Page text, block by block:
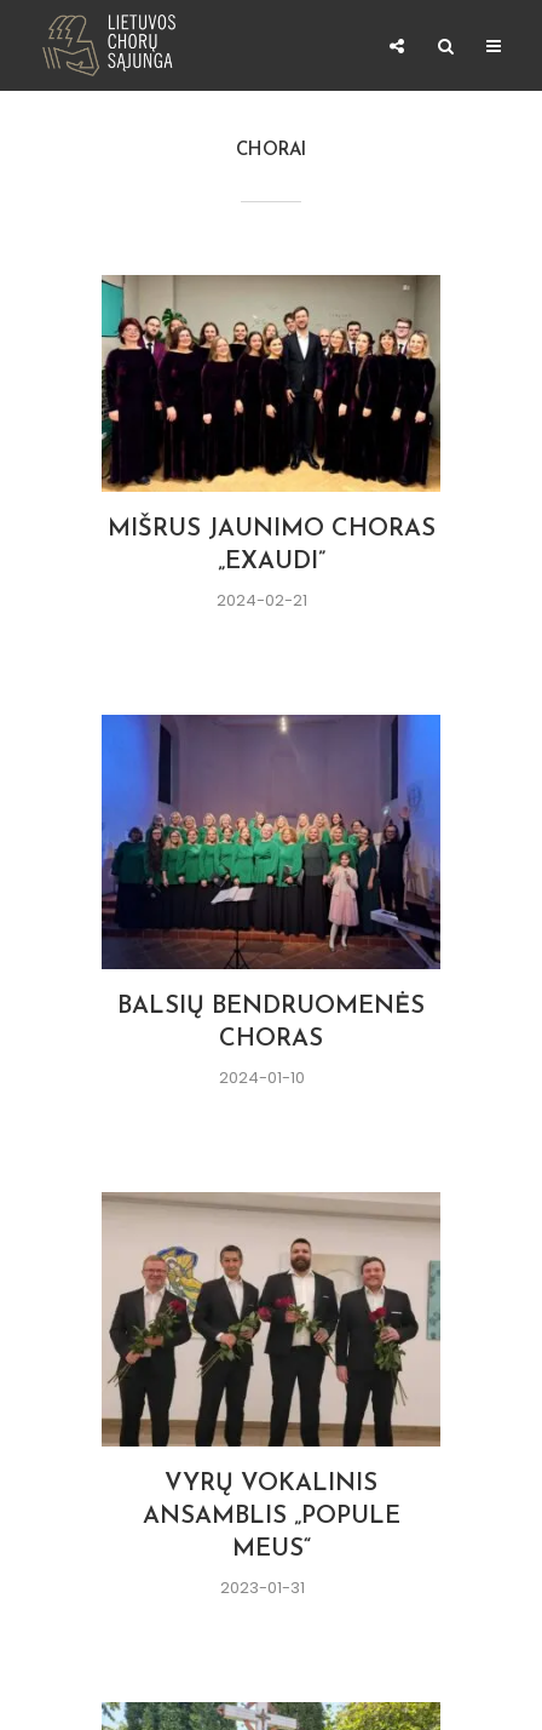
CHORAI
MIŠRUS JAUNIMO CHORAS
„EXAUDI”
2024-02-21
BALSIŲ BENDRUOMENĖS
CHORAS
2024-01-10
VYRŲ VOKALINIS
ANSAMBLIS „POPULE
MEUS“
2023-01-31